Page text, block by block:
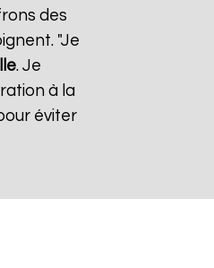
des
"Je
. Je
à la
éviter